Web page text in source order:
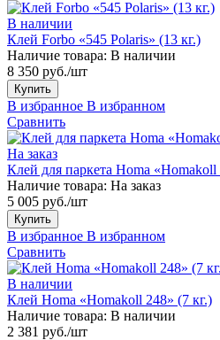
В наличии
Клей Forbo «545 Polaris» (13 кг.)
Наличие товара: В наличии
8 350 руб./шт
Купить
В избранное В избранном
Сравнить
На заказ
Клей для паркета Homa «Homakoll
Наличие товара: На заказ
5 005 руб./шт
Купить
В избранное В избранном
Сравнить
В наличии
Клей Homa «Homakoll 248» (7 кг.)
Наличие товара: В наличии
2 381 руб./шт